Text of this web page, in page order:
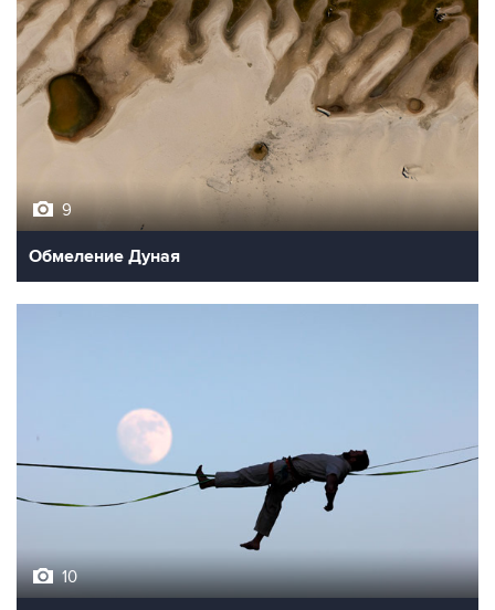
9
Обмеление Дуная
10